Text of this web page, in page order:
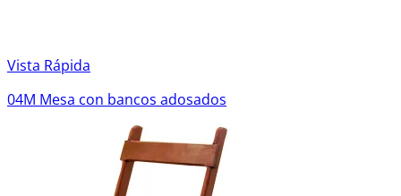
Vista Rápida
04M Mesa con bancos adosados